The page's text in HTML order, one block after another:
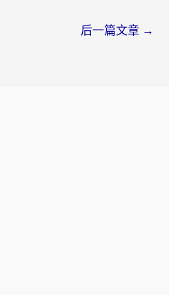
后一篇文章 →